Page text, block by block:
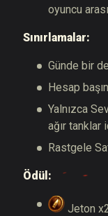
oyuncu
Sınırlamalar:
Günde bir
Hesap
Yalnızca
ağır tanklar
Rastgele
Ödül:
Jeton